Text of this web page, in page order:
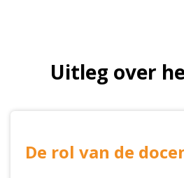
Uitleg over
De rol van de